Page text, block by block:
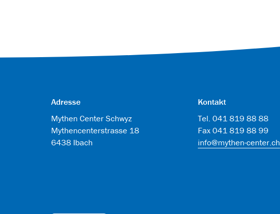
Adresse
Mythen Center Schwyz
Mythencenterstrasse 18
6438 Ibach
Kontakt
Tel. 041 819 88 88
Fax 041 819 88 99
info@mythen-center.ch